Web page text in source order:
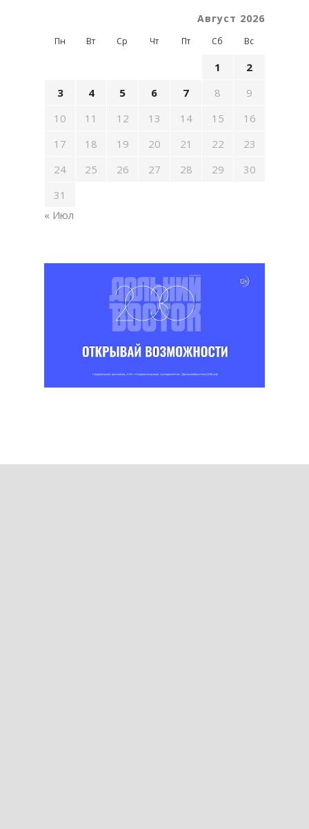
Август 2026
Пн Вт Ср Чт Пт Сб Вс
1
2
3
4 5 6 7 8
9
10
11 12 13 14 15
16
17
18 19 20 21 22
23
24
25 26 27 28 29
30
31
« Июл